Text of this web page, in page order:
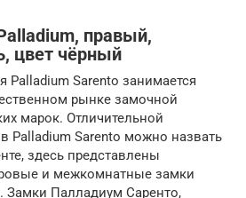
правый,
цвет чёрный
Palladium Sarento занимается
рынке замочной
марок. Отличительной
Palladium Sarento можно назвать
здесь представлены
и межкомнатные замки
Замки Палладиум Саренто,